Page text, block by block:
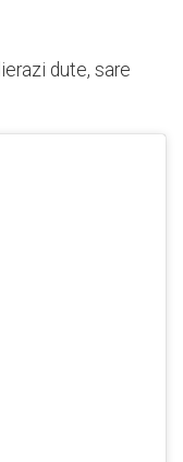
dute, sare